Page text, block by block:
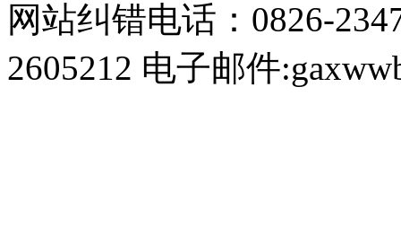
网站纠错电话：0826-
2605212 电子邮件